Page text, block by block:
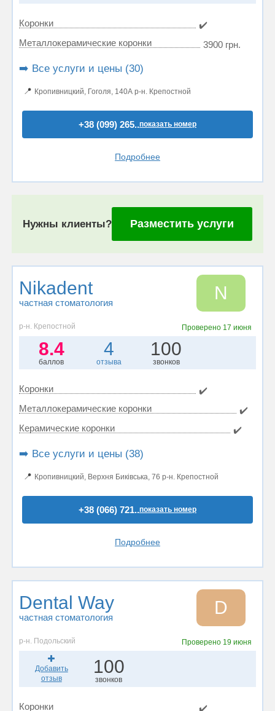
Коронки
✔️
Металлокерамические коронки
3900 грн.
➡️ Все услуги и цены (30)
📍 Кропивницкий, Гоголя, 140А р-н. Крепостной
+38 (099) 265..показать номер
Подробнее
Нужны клиенты? Разместить услуги
Nikadent
частная стоматология N
р-н. Крепостной Проверено 17 июня
8.4
баллов
4
отзыва
100
звонков
Коронки
✔️
Металлокерамические коронки
✔️
Керамические коронки
✔️
➡️ Все услуги и цены (38)
📍 Кропивницкий, Верхня Биківська, 76 р-н. Крепостной
+38 (066) 721..показать номер
Подробнее
Dental Way
частная стоматология D
р-н. Подольский Проверено 19 июня
Добавить
отзыв
100
звонков
Коронки ✔️